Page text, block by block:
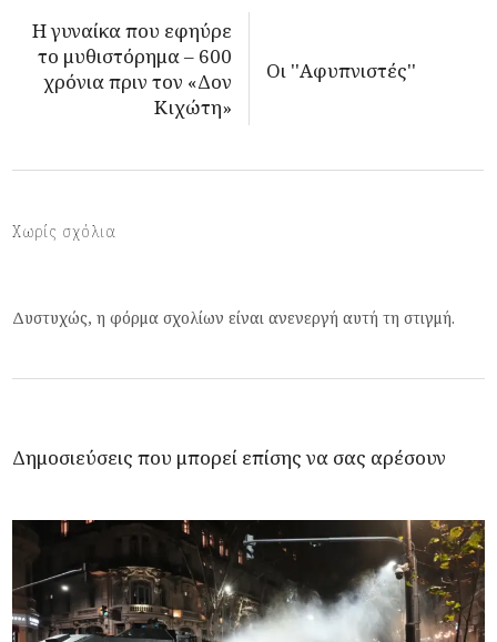
Η γυναίκα που εφηύρε
το μυθιστόρημα – 600
χρόνια πριν τον «Δον
Κιχώτη»
Οι ''Αφυπνιστές''
Χωρίς σχόλια
Δυστυχώς, η φόρμα σχολίων είναι ανενεργή αυτή τη στιγμή.
Δημοσιεύσεις που μπορεί επίσης να σας αρέσουν